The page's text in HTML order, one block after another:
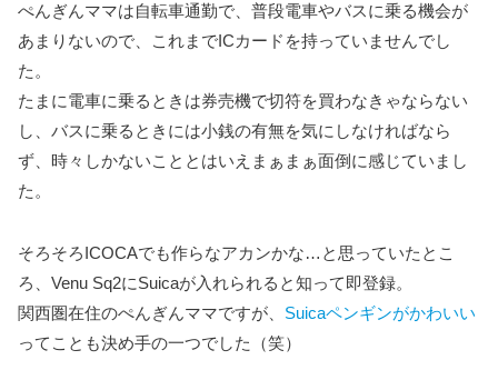
ぺんぎんママは自転車通勤で、普段電車やバスに乗る機会が
あまりないので、これまでICカードを持っていませんでし
た。
たまに電車に乗るときは券売機で切符を買わなきゃならない
し、バスに乗るときには小銭の有無を気にしなければなら
ず、時々しかないこととはいえまぁまぁ面倒に感じていまし
た。
そろそろICOCAでも作らなアカンかな…と思っていたとこ
ろ、Venu Sq2にSuicaが入れられると知って即登録。
関西圏在住のぺんぎんママですが、 Suicaペンギンがかわいい
ってことも決め手の一つでした（笑）